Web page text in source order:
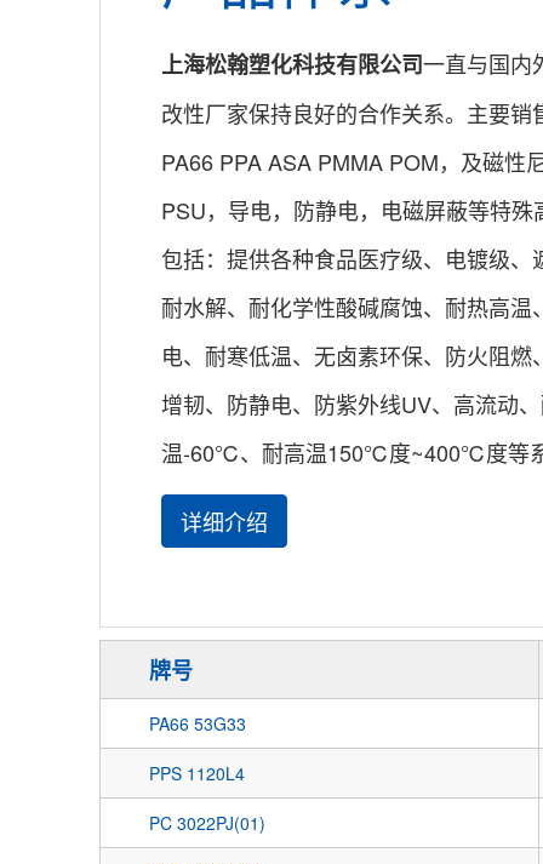
上海松翰塑化科技有限公司一直与国内
改性厂家保持良好的合作关系。主要
PA66 PPA ASA PMMA POM，及磁性
PSU，导电，防静电，电磁屏蔽等特
包括：提供各种食品医疗级、电镀级
耐水解、耐化学性酸碱腐蚀、耐热高
电、耐寒低温、无卤素环保、防火阻
增韧、防静电、防紫外线UV、高流动
温-60℃、耐高温150℃度~400℃度等
详细介绍
牌号
PA66 53G33
PPS 1120L4
PC 3022PJ(01)